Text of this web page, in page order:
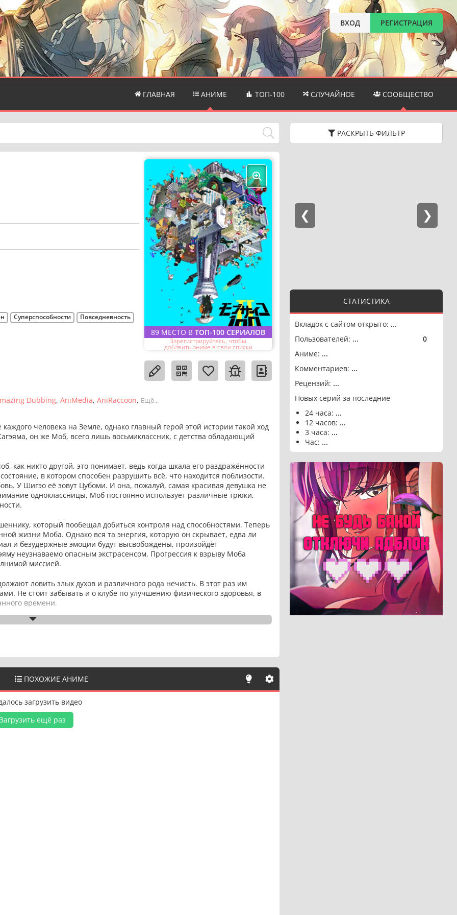
ВХОД РЕГИСТРАЦИЯ
ГЛАВНАЯ АНИМЕ ТОП-100 СЛУЧАЙНОЕ СООБЩЕСТВО
РАСКРЫТЬ ФИЛЬТР
СТАТИСТИКА
Вкладок с сайтом открыто: ...
Пользователей: ... 0
Аниме: ...
Комментариев: ...
Рецензий: ...
Новых серий за последние
24 часа: ...
12 часов: ...
3 часа: ...
Час: ...
89 МЕСТО В ТОП-100 СЕРИАЛОВ
Зарегистрируйтесь, чтобы
добавить аниме в свои списки
Суперспособности Повседневность
Dubbing AniMedia AniRaccoon Ещё...
человека на Земле, однако главный герой этой истории такой ход
он же Моб, всего лишь восьмиклассник, с детства обладающий
как никто другой, это понимает, ведь когда шкала его раздражённости
в котором способен разрушить всё, что находится поблизости.
У Шигэо её зовут Цубоми. И она, пожалуй, самая красивая девушка не
одноклассницы, Моб постоянно использует различные трюки,
который пообещал добиться контроля над способностями. Теперь
жизни Моба. Однако вся та энергия, которую он скрывает, едва ли
и безудержные эмоции будут высвобождены, произойдёт
неузнаваемо опасным экстрасенсом. Прогрессия к взрыву Моба
миссией.
ловить злых духов и различного рода нечисть. В этот раз им
Не стоит забывать и о клубе по улучшению физического здоровья, в
времени.
ПОХОЖИЕ АНИМЕ
загрузить видео
Загрузить ещё раз